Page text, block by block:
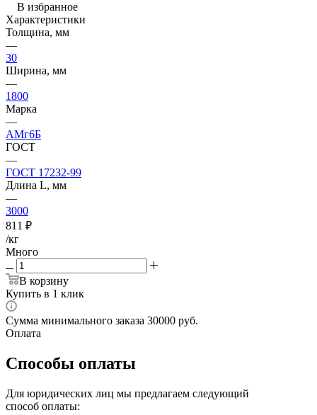
В избранное
Характеристики
Толщина, мм
—
30
Ширина, мм
—
1800
Марка
—
АМг6Б
ГОСТ
—
ГОСТ 17232-99
Длина L, мм
—
3000
811 ₽
/кг
Много
В корзину
Купить в 1 клик
Сумма минимального заказа 30000 руб.
Оплата
Способы оплаты
Для юридических лиц мы предлагаем следующий
способ оплаты: